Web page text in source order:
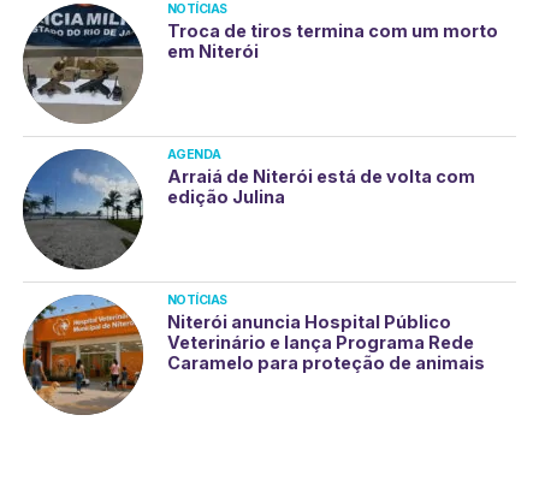
NOTÍCIAS
Troca de tiros termina com um morto
em Niterói
AGENDA
Arraiá de Niterói está de volta com
edição Julina
NOTÍCIAS
Niterói anuncia Hospital Público
Veterinário e lança Programa Rede
Caramelo para proteção de animais